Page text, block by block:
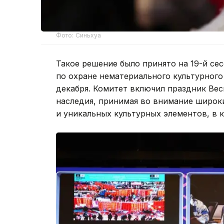
Фото: Синьхуа
Такое решение было принято на 19-й
по охране нематериального
декабря. Комитет включил праздник
наследия, принимая во внимание
и уникальных культурных элементов, в